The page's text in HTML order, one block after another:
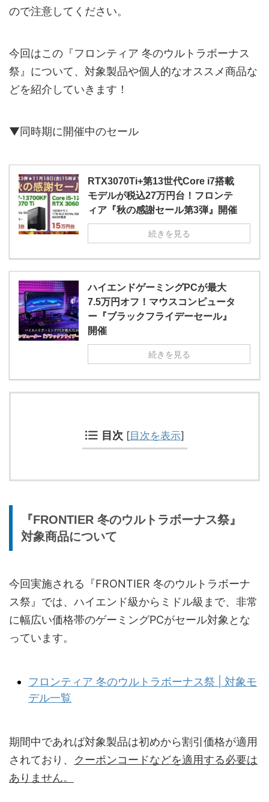
ので注意してください。
今回はこの『フロンティア 冬のウルトラボーナス
祭』について、対象製品や個人的なオススメ商品な
どを紹介していきます！
▼同時期に開催中のセール
RTX3070Ti+第13世代Core i7搭載
モデルが税込27万円台！フロンテ
ィア『秋の感謝セール第3弾』開催
続きを見る
ハイエンドゲーミングPCが最大
7.5万円オフ！マウスコンピュータ
ー『ブラックフライデーセール』
開催
続きを見る
目次 [目次を表示]
『FRONTIER 冬のウルトラボーナス祭』
対象商品について
今回実施される『FRONTIER 冬のウルトラボーナ
ス祭』では、ハイエンド級からミドル級まで、非常
に幅広い価格帯のゲーミングPCがセール対象とな
っています。
フロンティア 冬のウルトラボーナス祭 | 対象モ
デル一覧
期間中であれば対象製品は初めから割引価格が適用
されており、 クーポンコードなどを適用する必要は
ありません。